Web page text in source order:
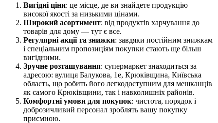
Вигідні ціни: це місце, де ви знайдете продукцію
високої якості за низькими цінами.
Широкий асортимент: від продуктів харчування до
товарів для дому — тут є все.
Регулярні акції та знижки: завдяки постійним знижкам
і спеціальним пропозиціям покупки стають ще більш
вигідними.
Зручне розташування: супермаркет знаходиться за
адресою: вулиця Балукова, 1е, Крюківщина, Київська
область, що робить його легкодоступним для мешканців
як самого Крюківщини, так і навколишніх районів.
Комфортні умови для покупок: чистота, порядок і
доброзичливий персонал зроблять вашу покупку
приємною.